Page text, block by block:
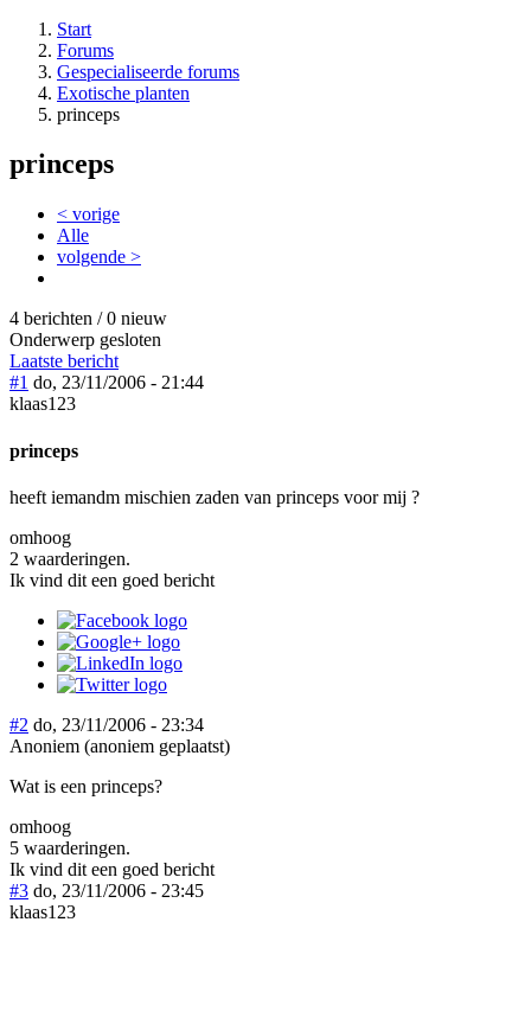
Start
Forums
Gespecialiseerde forums
Exotische planten
princeps
princeps
< vorige
Alle
volgende >
4 berichten / 0 nieuw
Onderwerp gesloten
Laatste bericht
#1 do, 23/11/2006 - 21:44
klaas123
princeps
heeft iemandm mischien zaden van princeps voor mij ?
omhoog
2 waarderingen.
Ik vind dit een goed bericht
#2 do, 23/11/2006 - 23:34
Anoniem (anoniem geplaatst)
Wat is een princeps?
omhoog
5 waarderingen.
Ik vind dit een goed bericht
#3 do, 23/11/2006 - 23:45
klaas123